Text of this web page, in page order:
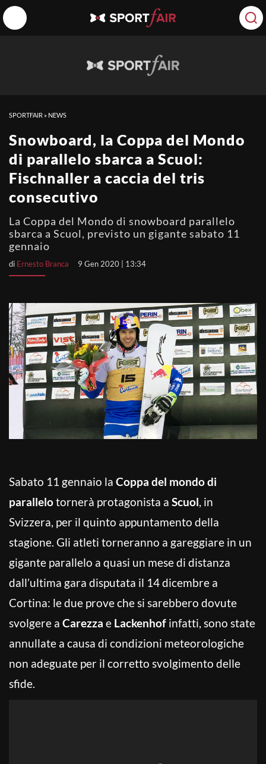
SPORTFAIR » NEWS
Snowboard, la Coppa del Mondo
di parallelo sbarca a Scuol:
Fischnaller a caccia del tris
consecutivo
La Coppa del Mondo di snowboard parallelo
sbarca a Scuol, previsto un gigante sabato 11
gennaio
di Ernesto Branca 9 Gen 2020 | 13:34
Sabato 11 gennaio la Coppa del mondo di
parallelotornerà protagonista a Scuol, in
Svizzera, per il quinto appuntamento della
stagione. Gli atleti torneranno a gareggiare in un
gigante parallelo a quasi un mese di distanza
dall’ultima gara disputata il 14 dicembre a
Cortina: le due prove che si sarebbero dovute
svolgere a Carezza e Lackenhof infatti, sono state
annullate a causa di condizioni meteorologiche
non adeguate per il corretto svolgimento delle
sfide.